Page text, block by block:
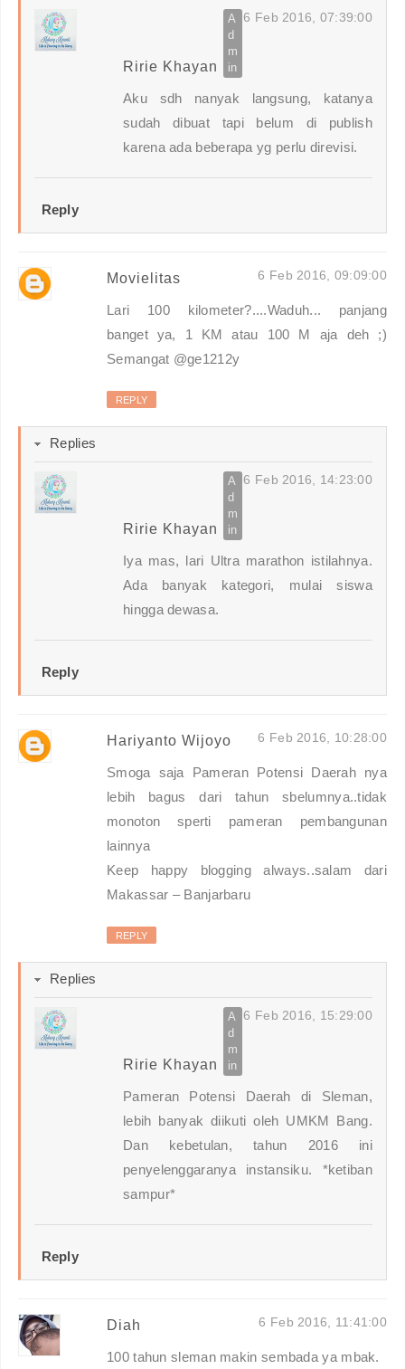
Ririe Khayan
6 Feb 2016, 07:39:00
Aku sdh nanyak langsung, katanya
sudah dibuat tapi belum di publish
karena ada beberapa yg perlu direvisi.
Reply
Movielitas 6 Feb 2016, 09:09:00
Lari 100 kilometer?....Waduh... panjang
banget ya, 1 KM atau 100 M aja deh ;)
Semangat @ge1212y
REPLY
Replies
Ririe Khayan
6 Feb 2016, 14:23:00
Iya mas, lari Ultra marathon istilahnya.
Ada banyak kategori, mulai siswa
hingga dewasa.
Reply
Hariyanto Wijoyo 6 Feb 2016, 10:28:00
Smoga saja Pameran Potensi Daerah nya
lebih bagus dari tahun sbelumnya..tidak
monoton sperti pameran pembangunan
lainnya
Keep happy blogging always..salam dari
Makassar – Banjarbaru
REPLY
Replies
Ririe Khayan
6 Feb 2016, 15:29:00
Pameran Potensi Daerah di Sleman,
lebih banyak diikuti oleh UMKM Bang.
Dan kebetulan, tahun 2016 ini
penyelenggaranya instansiku. *ketiban
sampur*
Reply
Diah 6 Feb 2016, 11:41:00
100 tahun sleman makin sembada ya mbak.